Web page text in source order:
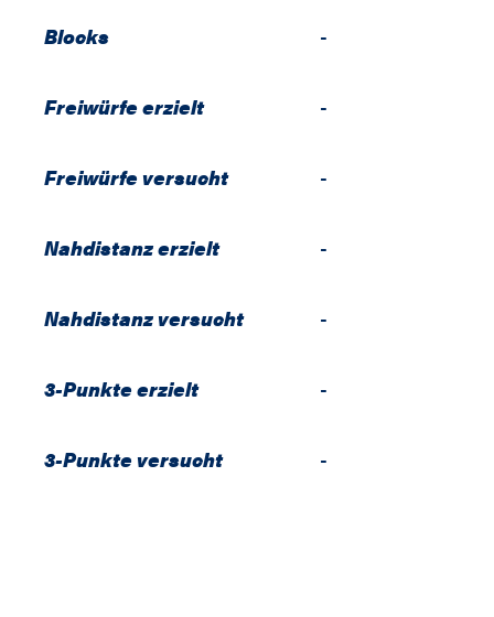
Blocks -
Freiwürfe erzielt -
Freiwürfe versucht -
Nahdistanz erzielt -
Nahdistanz versucht -
3-Punkte erzielt -
3-Punkte versucht -